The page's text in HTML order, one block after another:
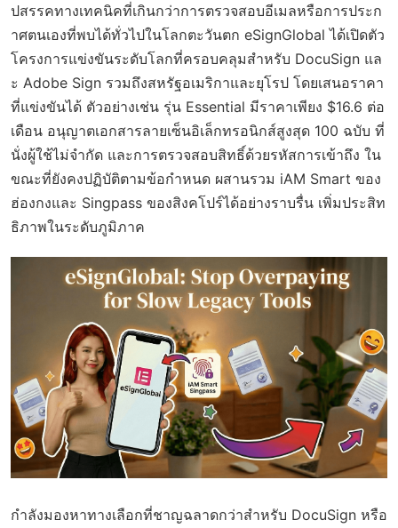
ปสรรคทางเทคนิคที่เกินกว่าการตรวจสอบอีเมลหรือการประก
าศตนเองที่พบได้ทั่วไปในโลกตะวันตก eSignGlobal ได้เปิดตัว
โครงการแข่งขันระดับโลกที่ครอบคลุมสำหรับ DocuSign แล
ะ Adobe Sign รวมถึงสหรัฐอเมริกาและยุโรป โดยเสนอราคา
ที่แข่งขันได้ ตัวอย่างเช่น รุ่น Essential มีราคาเพียง $16.6 ต่อ
เดือน อนุญาตเอกสารลายเซ็นอิเล็กทรอนิกส์สูงสุด 100 ฉบับ ที่
นั่งผู้ใช้ไม่จำกัด และการตรวจสอบสิทธิ์ด้วยรหัสการเข้าถึง ใน
ขณะที่ยังคงปฏิบัติตามข้อกำหนด ผสานรวม iAM Smart ของ
ฮ่องกงและ Singpass ของสิงคโปร์ได้อย่างราบรื่น เพิ่มประสิท
ธิภาพในระดับภูมิภาค
กำลังมองหาทางเลือกที่ชาญฉลาดกว่าสำหรับ DocuSign หรือ